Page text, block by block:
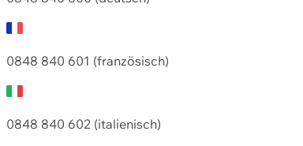
0848 840 601 (französisch)
0848 840 602 (italienisch)